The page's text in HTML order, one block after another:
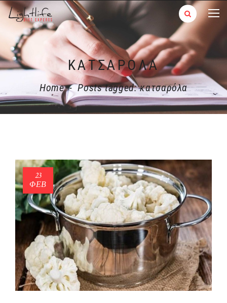
ΚΑΤΣΑΡΌΛΑ
Home - Posts tagged: κατσαρόλα
23
ΦΕΒ